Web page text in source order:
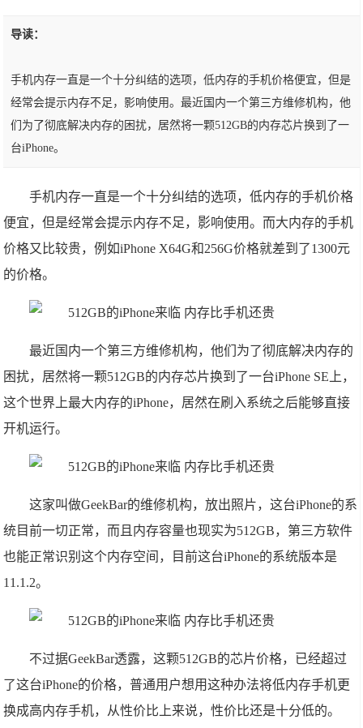
导读：
手机内存一直是一个十分纠结的选项，低内存的手机价格便宜，但是
经常会提示内存不足，影响使用。最近国内一个第三方维修机构，他
们为了彻底解决内存的困扰，居然将一颗512GB的内存芯片换到了一
台iPhone。
手机内存一直是一个十分纠结的选项，低内存的手机价格
便宜，但是经常会提示内存不足，影响使用。而大内存的手机
价格又比较贵，例如iPhone X64G和256G价格就差到了1300元
的价格。
最近国内一个第三方维修机构，他们为了彻底解决内存的
困扰，居然将一颗512GB的内存芯片换到了一台iPhone SE上，
这个世界上最大内存的iPhone，居然在刷入系统之后能够直接
开机运行。
这家叫做GeekBar的维修机构，放出照片，这台iPhone的系
统目前一切正常，而且内存容量也现实为512GB，第三方软件
也能正常识别这个内存空间，目前这台iPhone的系统版本是
11.1.2。
不过据GeekBar透露，这颗512GB的芯片价格，已经超过
了这台iPhone的价格，普通用户想用这种办法将低内存手机更
换成高内存手机，从性价比上来说，性价比还是十分低的。